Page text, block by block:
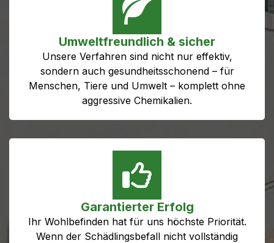
Umweltfreundlich & sicher
Unsere Verfahren sind nicht nur effektiv,
sondern auch gesundheitsschonend – für
Menschen, Tiere und Umwelt – komplett ohne
aggressive Chemikalien.
Garantierter Erfolg
Ihr Wohlbefinden hat für uns höchste Priorität.
Wenn der Schädlingsbefall nicht vollständig